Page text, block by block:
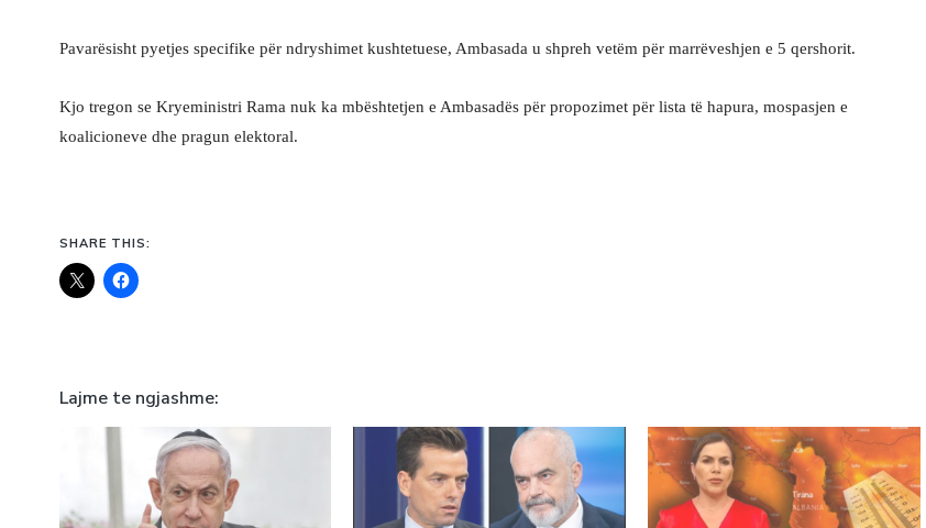
Pavarësisht pyetjes specifike për ndryshimet kushtetuese, Ambasada u shpreh vetëm për marrëveshjen e 5 qershorit.
Kjo tregon se Kryeministri Rama nuk ka mbështetjen e Ambasadës për propozimet për lista të hapura, mospasjen e
koalicioneve dhe pragun elektoral.
SHARE THIS:
Lajme te ngjashme